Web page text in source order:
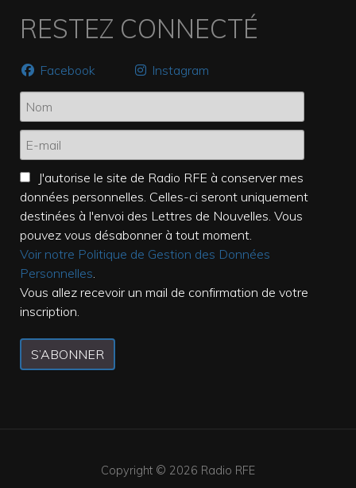
RESTEZ CONNECTÉ
Facebook Instagram
J'autorise le site de Radio RFE à conserver mes
données personnelles. Celles-ci seront uniquement
destinées à l'envoi des Lettres de Nouvelles. Vous
pouvez vous désabonner à tout moment.
Voir notre Politique de Gestion des Données
Personnelles
Vous allez recevoir un mail de confirmation de votre
inscription.
S’ABONNER
Copyright © 2026 Radio RFE